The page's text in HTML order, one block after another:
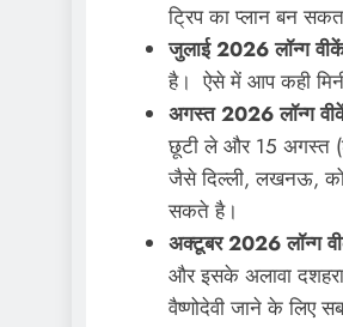
ट्रिप का प्लान बन
जुलाई 2026 लॉन्ग
है। ऐसे में आप कही
अगस्त 2026 लॉन्ग
छूटी ले और 15 अगस्त
जैसे दिल्ली, लखनऊ,
सकते है।
अक्टूबर 2026 लॉन्ग
और इसके अलावा
वैष्णोदेवी जाने के लिए